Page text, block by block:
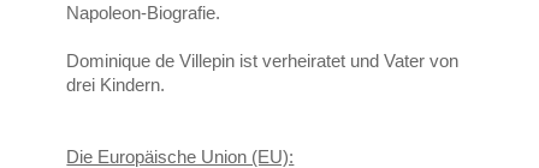
Napoleon-Biografie.
Dominique de Villepin ist verheiratet und Vater von
drei Kindern.
Die Europäische Union (EU):